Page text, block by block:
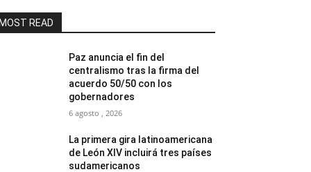
READ
Paz anuncia el fin del
centralismo tras la firma del
acuerdo 50/50 con los
gobernadores
6 agosto , 2026
La primera gira latinoamericana
de León XIV incluirá tres países
sudamericanos